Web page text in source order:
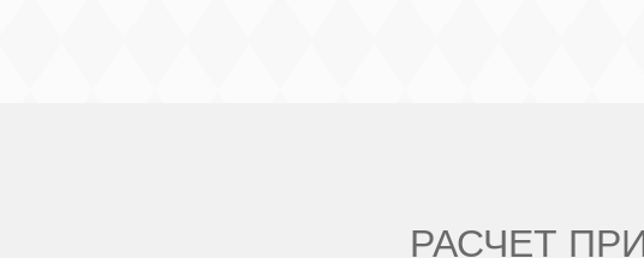
РАСЧЕТ